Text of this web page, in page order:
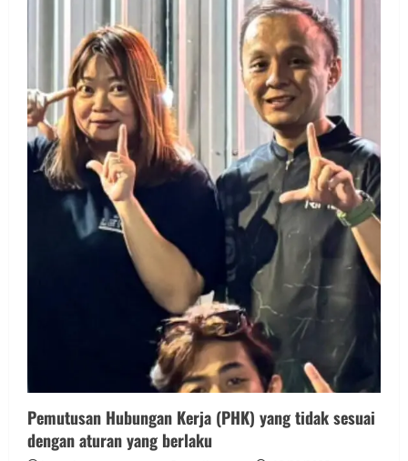
Pemutusan Hubungan Kerja (PHK) yang tidak sesuai
dengan aturan yang berlaku